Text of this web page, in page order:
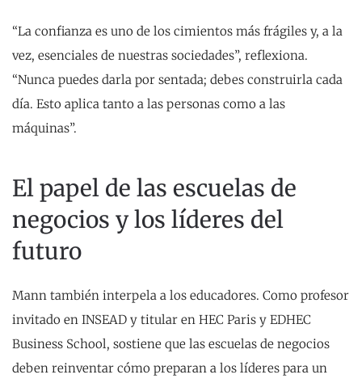
“La confianza es uno de los cimientos más frágiles y, a la
vez, esenciales de nuestras sociedades”, reflexiona.
“Nunca puedes darla por sentada; debes construirla cada
día. Esto aplica tanto a las personas como a las
máquinas”.
El papel de las escuelas de
negocios y los líderes del
futuro
Mann también interpela a los educadores. Como profesor
invitado en INSEAD y titular en HEC Paris y EDHEC
Business School, sostiene que las escuelas de negocios
deben reinventar cómo preparan a los líderes para un